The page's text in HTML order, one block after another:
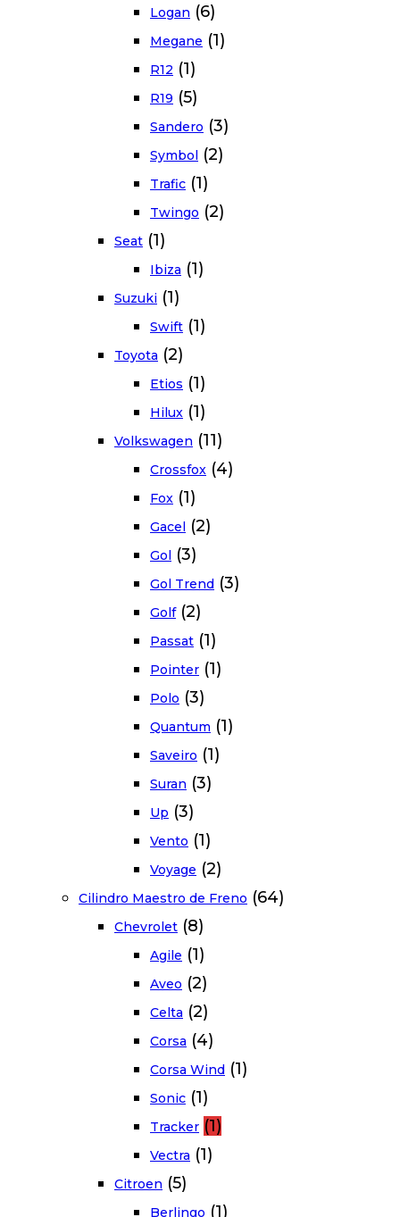
Logan (6)
Megane (1)
R12 (1)
R19 (5)
Sandero (3)
Symbol (2)
Trafic (1)
Twingo (2)
Seat (1)
Ibiza (1)
Suzuki (1)
Swift (1)
Toyota (2)
Etios (1)
Hilux (1)
Volkswagen (11)
Crossfox (4)
Fox (1)
Gacel (2)
Gol (3)
Gol Trend (3)
Golf (2)
Passat (1)
Pointer (1)
Polo (3)
Quantum (1)
Saveiro (1)
Suran (3)
Up (3)
Vento (1)
Voyage (2)
Cilindro Maestro de Freno (64)
Chevrolet (8)
Agile (1)
Aveo (2)
Celta (2)
Corsa (4)
Corsa Wind (1)
Sonic (1)
Tracker (1)
Vectra (1)
Citroen (5)
Berlingo (1)